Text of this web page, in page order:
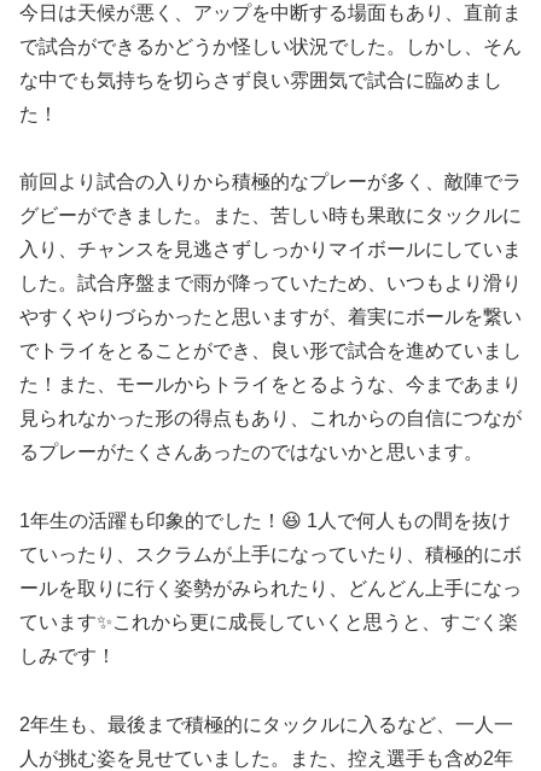
今日は天候が悪く、アップを中断する場面もあり、直前ま
で試合ができるかどうか怪しい状況でした。しかし、そん
な中でも気持ちを切らさず良い雰囲気で試合に臨めまし
た！
前回より試合の入りから積極的なプレーが多く、敵陣でラ
グビーができました。また、苦しい時も果敢にタックルに
入り、チャンスを見逃さずしっかりマイボールにしていま
した。試合序盤まで雨が降っていたため、いつもより滑り
やすくやりづらかったと思いますが、着実にボールを繋い
でトライをとることができ、良い形で試合を進めていまし
た！また、モールからトライをとるような、今まであまり
見られなかった形の得点もあり、これからの自信につなが
るプレーがたくさんあったのではないかと思います。
1年生の活躍も印象的でした！😆 1人で何人もの間を抜け
ていったり、スクラムが上手になっていたり、積極的にボ
ールを取りに行く姿勢がみられたり、どんどん上手になっ
ています✨これから更に成長していくと思うと、すごく楽
しみです！
2年生も、最後まで積極的にタックルに入るなど、一人一
人が挑む姿を見せていました。また、控え選手も含め2年